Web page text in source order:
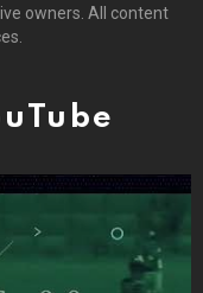
owners. All content